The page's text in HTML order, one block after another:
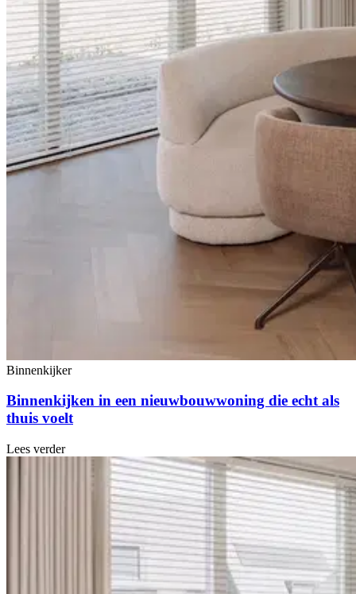
Binnenkijker
Binnenkijken in een nieuwbouwwoning die echt als
thuis voelt
Lees verder